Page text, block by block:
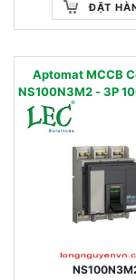
ĐẶT
Aptomat MCCB
NS100N3M2 - 3P